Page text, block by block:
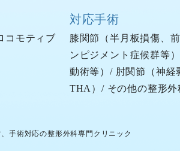
コモティブ
対応手術
膝関節（ 半月板損傷、
ンピジメント症候群等
動術等）/ 肘関節（神経
THA）/ その他の整形外
手術対応の整形外科専門クリニック